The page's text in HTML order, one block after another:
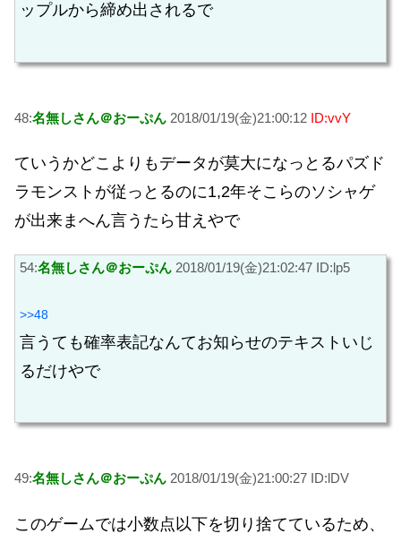
ップルから締め出されるで
48:名無しさん＠おーぷん 2018/01/19(金)21:00:12 ID:vvY
ていうかどこよりもデータが莫大になっとるパズド
ラモンストが従っとるのに1,2年そこらのソシャゲ
が出来まへん言うたら甘えやで
54:名無しさん＠おーぷん 2018/01/19(金)21:02:47 ID:lp5
>>48
言うても確率表記なんてお知らせのテキストいじ
るだけやで
49:名無しさん＠おーぷん 2018/01/19(金)21:00:27 ID:lDV
このゲームでは小数点以下を切り捨てているため、